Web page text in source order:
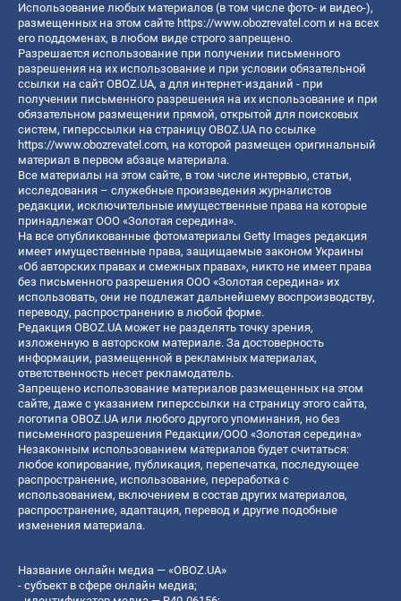
Использование любых материалов (в том числе фото- и видео-),
размещенных на этом сайте https://www.obozrevatel.com и на всех
его поддоменах, в любом виде строго запрещено.
Разрешается использование при получении письменного
разрешения на их использование и при условии обязательной
ссылки на сайт OBOZ.UA, а для интернет-изданий - при
получении письменного разрешения на их использование и при
обязательном размещении прямой, открытой для поисковых
систем, гиперссылки на страницу OBOZ.UA по ссылке
https://www.obozrevatel.com, на которой размещен оригинальный
материал в первом абзаце материала.
Все материалы на этом сайте, в том числе интервью, статьи,
исследования – служебные произведения журналистов
редакции, исключительные имущественные права на которые
принадлежат ООО «Золотая середина».
На все опубликованные фотоматериалы Getty Images редакция
имеет имущественные права, защищаемые законом Украины
«Об авторских правах и смежных правах», никто не имеет права
без письменного разрешения ООО «Золотая середина» их
использовать, они не подлежат дальнейшему воспроизводству,
переводу, распространению в любой форме.
Редакция OBOZ.UA может не разделять точку зрения,
изложенную в авторском материале. За достоверность
информации, размещенной в рекламных материалах,
ответственность несет рекламодатель.
Запрещено использование материалов размещенных на этом
сайте, даже с указанием гиперссылки на страницу этого сайта,
логотипа OBOZ.UA или любого другого упоминания, но без
письменного разрешения Редакции/ООО «Золотая середина»
Незаконным использованием материалов будет считаться:
любое копирование, публикация, перепечатка, последующее
распространение, использование, переработка с
использованием, включением в состав других материалов,
распространение, адаптация, перевод и другие подобные
изменения материала.
Название онлайн медиа — «OBOZ.UA»
- субъект в сфере онлайн медиа;